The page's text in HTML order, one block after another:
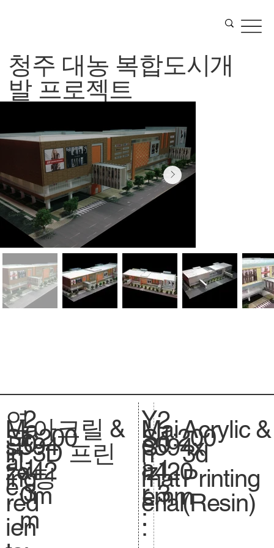
청주 대농 복합도시개
발 프로젝트
연
도
:
2
0
1
3
Ma
in
ing
red
ien
Sc
al
e.
아크릴 &
3D 프린
팅
1:200
si
ze
.
594
x42
0m
m
Y
e
a
r
:
Mai
n
mat
erial
:
S
.
S
iz
e.
2
0
1
3
1:200
594x
420
mm
Acrylic &
3d
Printing
(Resin)